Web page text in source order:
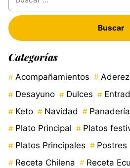
Categorías
Acompañamientos
Desayuno
Dulces
Keto
Navidad Panadería
Plato Principal
Platos
Platos Principales
Postres
Receta Chilena
Receta